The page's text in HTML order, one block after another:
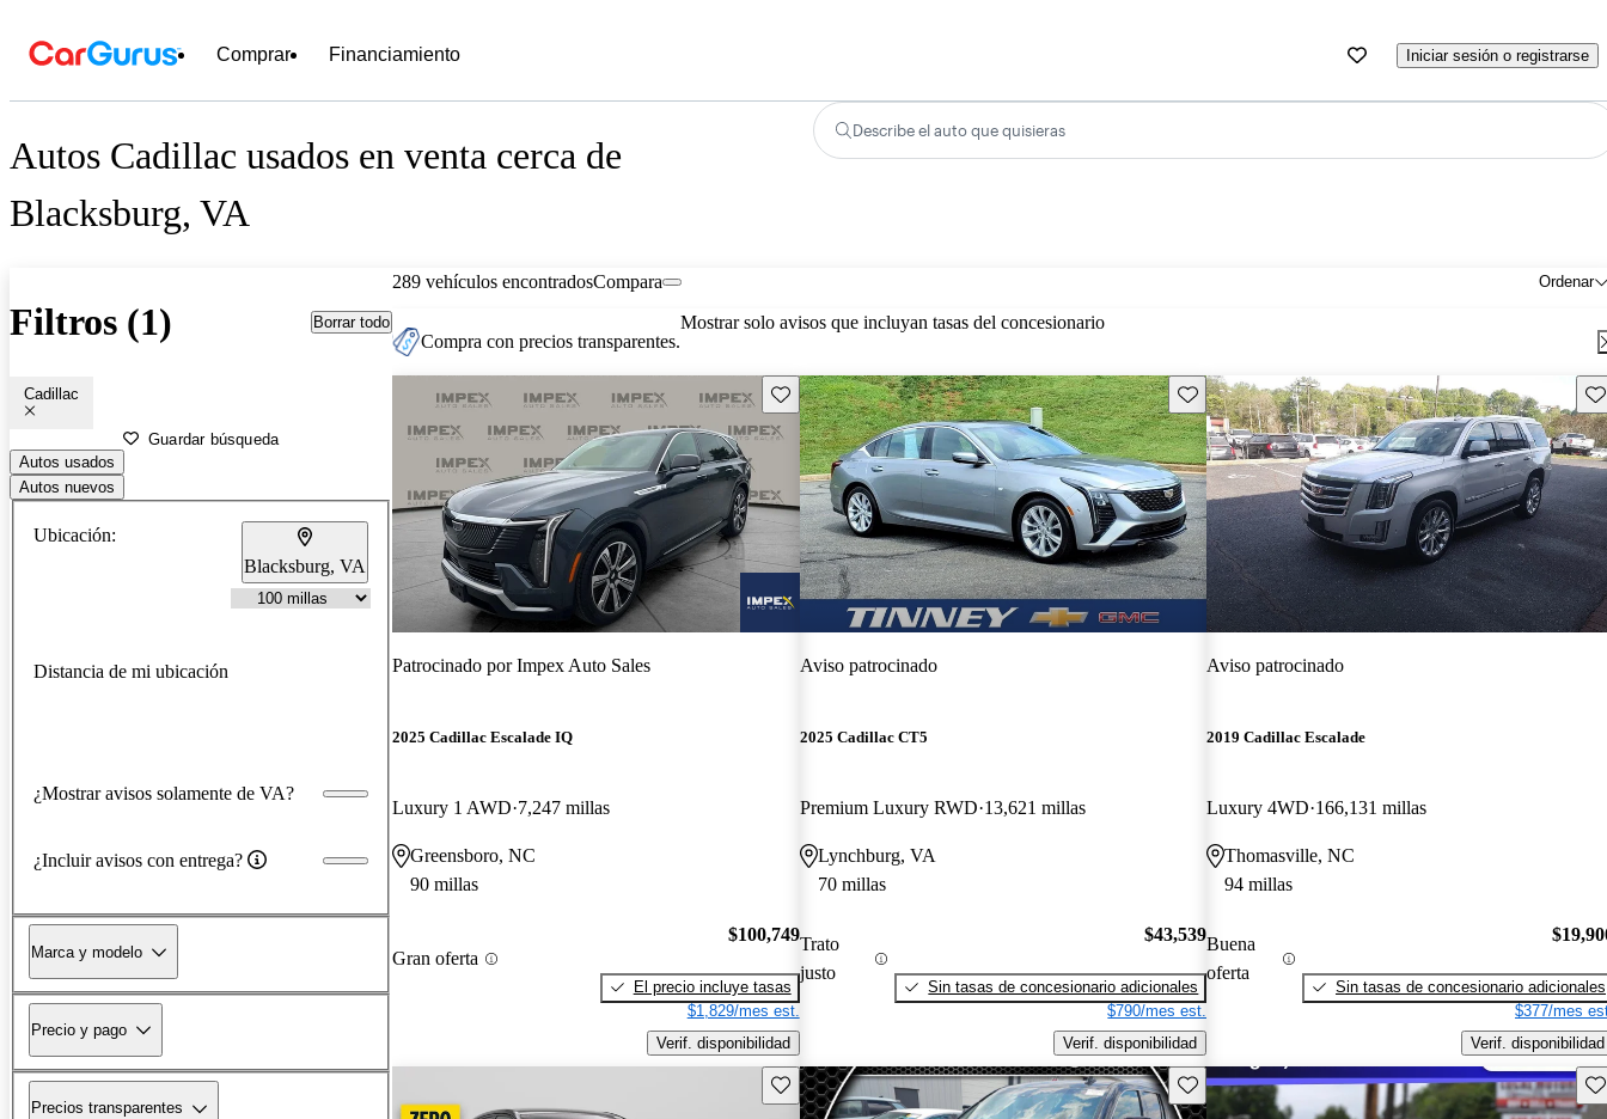
Comprar Financiamiento Iniciar sesión o registrarse
Autos Cadillac usados en venta cerca de
Blacksburg, VA
Describe el auto que quisieras
Filtros (1) Borrar todo
Cadillac
Guardar búsqueda
Autos usados
Autos nuevos
Ubicación:
Blacksburg, VA
Distancia de mi ubicación
¿Mostrar avisos solamente de VA?
¿Incluir avisos con entrega?
Marca y modelo
Precio y pago
Precios transparentes
289 vehículos encontrados Ordenar
Compara
Compra con precios transparentes.
Mostrar solo avisos que incluyan tasas del concesionario
Guarda este Aviso
Patrocinado porImpex Auto Sales
2025 Cadillac Escalade IQ
Luxury 1 AWD 7,247 millas
Greensboro, NC
90 millas
Gran oferta
$100,749
El precio incluye tasas
$1,829/mes est.
Verif. disponibilidad
Guarda este Aviso
Aviso patrocinado
2025 Cadillac CT5
Premium Luxury RWD 13,621 millas
Lynchburg, VA
70 millas
Trato
justo
$43,539
Sin tasas de concesionario adicionales
$790/mes est.
Verif. disponibilidad
Aviso patrocinado
2019 Cadillac Escalade
Luxury 4WD 166,131 millas
Thomasville, NC
94 millas
Buena
oferta
Sin tasas de concesionario adicionales
$377/mes
Verif. disponibilidad
Guarda este Aviso Guarda este Aviso